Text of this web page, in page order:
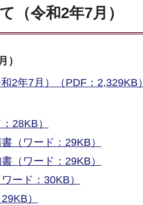
（令和2年7月）
）
2年7月）（PDF：2,329KB）
28KB）
（ワード：29KB）
（ワード：29KB）
ード：30KB）
）